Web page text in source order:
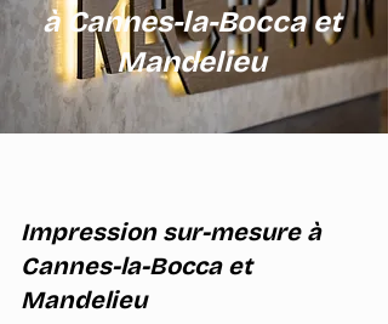
à Cannes-la-Bocca et
Mandelieu
Impression sur-mesure à
Cannes-la-Bocca et
Mandelieu